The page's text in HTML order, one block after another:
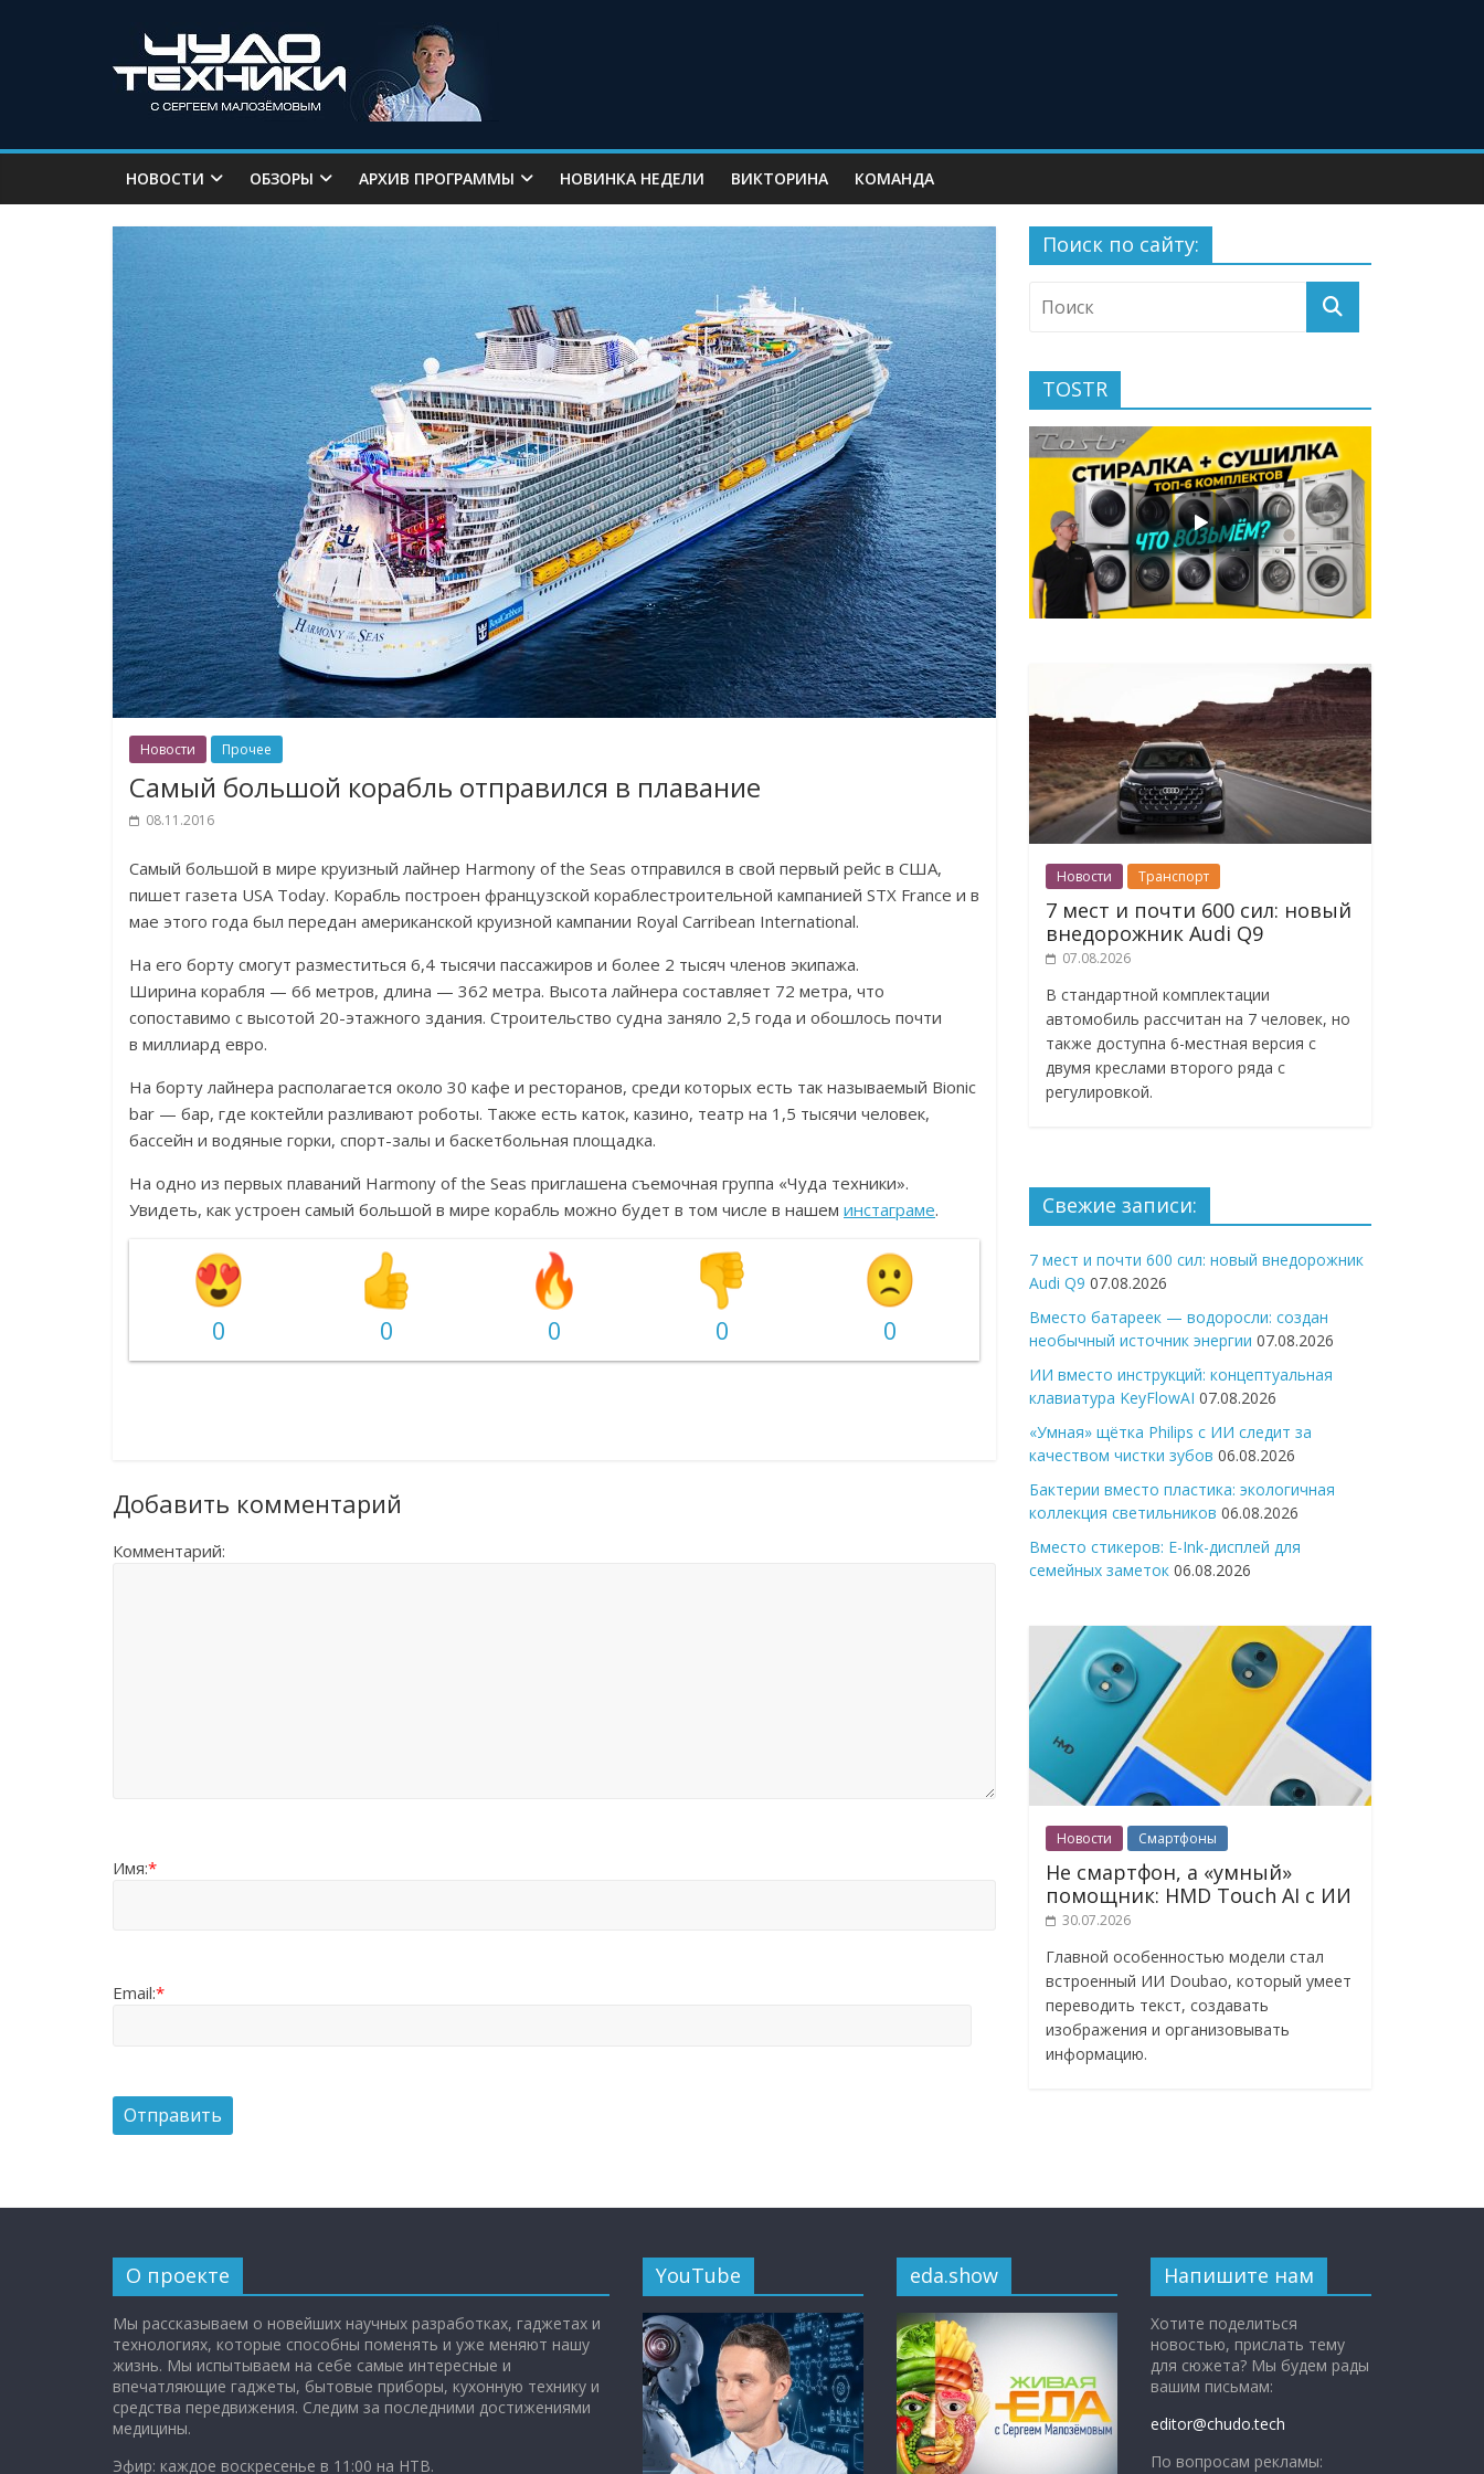
НОВОСТИ ОБЗОРЫ АРХИВ ПРОГРАММЫ НОВИНКА НЕДЕЛИ ВИКТОРИНА КОМАНДА
Новости Прочее
Самый большой корабль отправился в плавание
08.11.2016
Самый большой в мире круизный лайнер Harmony of the Seas отправился в свой первый рейс в США,
пишет газета USA Today. Корабль построен французской кораблестроительной кампанией STX France и в
мае этого года был передан американской круизной кампании Royal Carribean International.
На его борту смогут разместиться 6,4 тысячи пассажиров и более 2 тысяч членов экипажа.
Ширина корабля — 66 метров, длина — 362 метра. Высота лайнера составляет 72 метра, что
сопоставимо с высотой 20-этажного здания. Строительство судна заняло 2,5 года и обошлось почти
в миллиард евро.
На борту лайнера располагается около 30 кафе и ресторанов, среди которых есть так называемый Bionic
bar — бар, где коктейли разливают роботы. Также есть каток, казино, театр на 1,5 тысячи человек,
бассейн и водяные горки, спорт-залы и баскетбольная площадка.
На одно из первых плаваний Harmony of the Seas приглашена съемочная группа «Чуда техники».
Увидеть, как устроен самый большой в мире корабль можно будет в том числе в нашем инстаграме.
0 0 0 0 0
Добавить комментарий
Комментарий:
Имя:*
Email:*
Поиск по сайту:
TOSTR
Новости Транспорт
7 мест и почти 600 сил: новый
внедорожник Audi Q9
07.08.2026
В стандартной комплектации
автомобиль рассчитан на 7 человек, но
также доступна 6-местная версия с
двумя креслами второго ряда с
регулировкой.
Свежие записи:
7 мест и почти 600 сил: новый внедорожник
Audi Q9 07.08.2026
Вместо батареек — водоросли: создан
необычный источник энергии 07.08.2026
ИИ вместо инструкций: концептуальная
клавиатура KeyFlowAI 07.08.2026
«Умная» щётка Philips с ИИ следит за
качеством чистки зубов 06.08.2026
Бактерии вместо пластика: экологичная
коллекция светильников 06.08.2026
Вместо стикеров: E-Ink-дисплей для
семейных заметок 06.08.2026
Новости Смартфоны
Не смартфон, а «умный»
помощник: HMD Touch AI с ИИ
30.07.2026
Главной особенностью модели стал
встроенный ИИ Doubao, который умеет
переводить текст, создавать
изображения и организовывать
информацию.
О проекте
Мы рассказываем о новейших научных разработках, гаджетах и
технологиях, которые способны поменять и уже меняют нашу
жизнь. Мы испытываем на себе самые интересные и
впечатляющие гаджеты, бытовые приборы, кухонную технику и
средства передвижения. Следим за последними достижениями
медицины.
Эфир: каждое воскресенье в 11:00 на НТВ.
YouTube eda.show Напишите нам
Хотите поделиться
новостью, прислать тему
для сюжета? Мы будем рады
вашим письмам:
editor@chudo.tech
По вопросам рекламы: